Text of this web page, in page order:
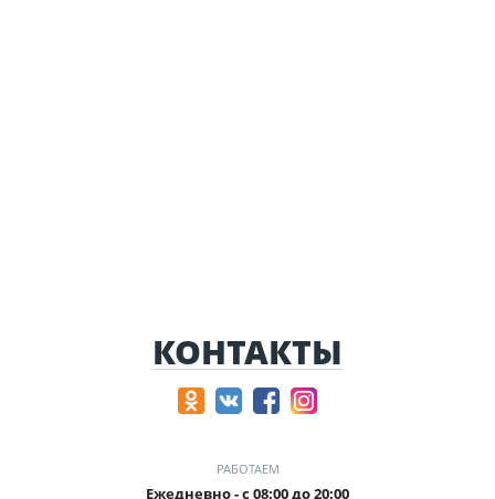
КОНТАКТЫ
РАБОТАЕМ
Ежедневно - с 08:00 до 20:00